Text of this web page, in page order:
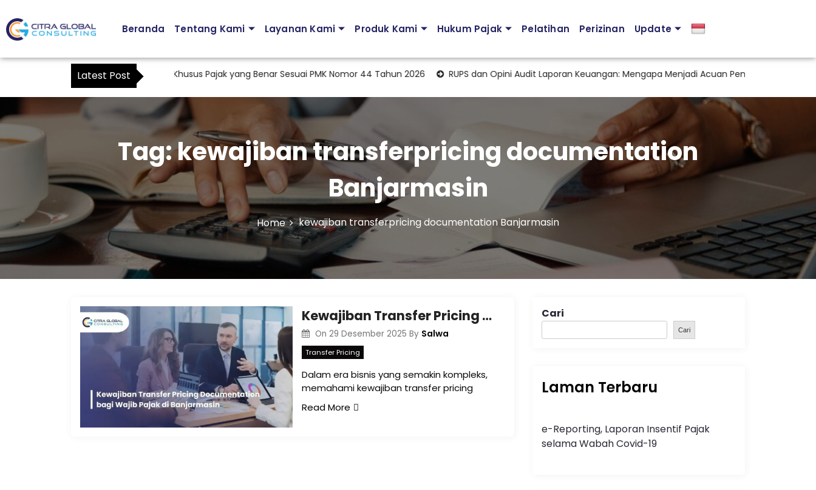
Beranda Tentang Kami Layanan Kami Produk Kami Hukum Pajak Pelatihan Perizinan Update
Latest Post
Cara Membuat Surat Kuasa Khusus Pajak yang Benar Sesuai PMK Nomor 44 Tahun 2026 RUPS dan Opini Audit Laporan Keuangan: Mengapa Menjadi Acuan Penting dalam
Tag:kewajiban transferpricing documentation
Banjarmasin
Home kewajiban transferpricing documentation Banjarmasin
Kewajiban Transfer Pricing Documentation bagi Wajib Pajak di Banjarmasin
On 29 Desember 2025 By Salwa
Transfer Pricing
Dalam era bisnis yang semakin kompleks,
memahami kewajiban transfer pricing
Read More
Cari
Cari
Laman Terbaru
e-Reporting, Laporan Insentif Pajak
selama Wabah Covid-19